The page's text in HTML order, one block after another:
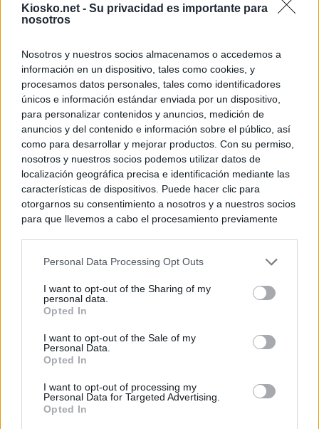
Kiosko.net - Su privacidad es importante para
nosotros
Nosotros y nuestros socios almacenamos o accedemos a
información en un dispositivo, tales como cookies, y
procesamos datos personales, tales como identificadores
únicos e información estándar enviada por un dispositivo,
para personalizar contenidos y anuncios, medición de
anuncios y del contenido e información sobre el público, así
como para desarrollar y mejorar productos. Con su permiso,
nosotros y nuestros socios podemos utilizar datos de
localización geográfica precisa e identificación mediante las
características de dispositivos. Puede hacer clic para
otorgarnos su consentimiento a nosotros y a nuestros socios
para que llevemos a cabo el procesamiento previamente
negar su consentimiento. Tenga en cuenta que algún
de su consentimiento, pero usted tiene el derecho de
rechazar tal procesamiento. Sus preferencias se aplicarán
cualquier momento entrando de nuevo en este sitio web o
visitando nuestra política de privacidad.
Personal Data Processing Opt Outs
I want to opt-out of the Sharing of my
personal data.
Opted In
I want to opt-out of the Sale of my
Personal Data.
Opted In
I want to opt-out of processing my
Personal Data for Targeted Advertising.
Opted In